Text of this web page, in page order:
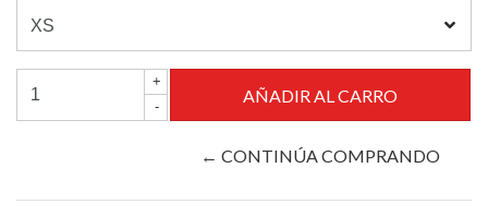
+
-
← CONTINÚA COMPRANDO